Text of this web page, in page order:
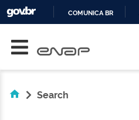
COMUNICA BR
Search